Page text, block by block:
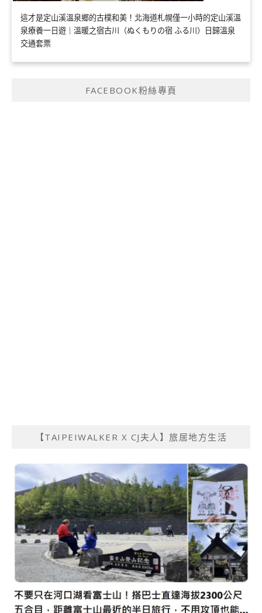
這才是定山溪溫泉鄉的古樸和美！北海道札幌僅一小時的定山溪溫
泉療養一日遊｜溫暖之宿古川（ぬくもりの宿 ふる川）日歸溫泉
交通套票
FACEBOOK粉絲專頁
【TAIPEIWALKER X CJ夫人】旅居地方生活